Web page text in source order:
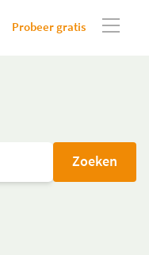
Probeer gratis
Zoeken